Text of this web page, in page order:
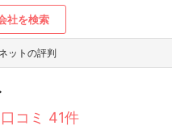
社を検索
ットの評判
口コミ 41件